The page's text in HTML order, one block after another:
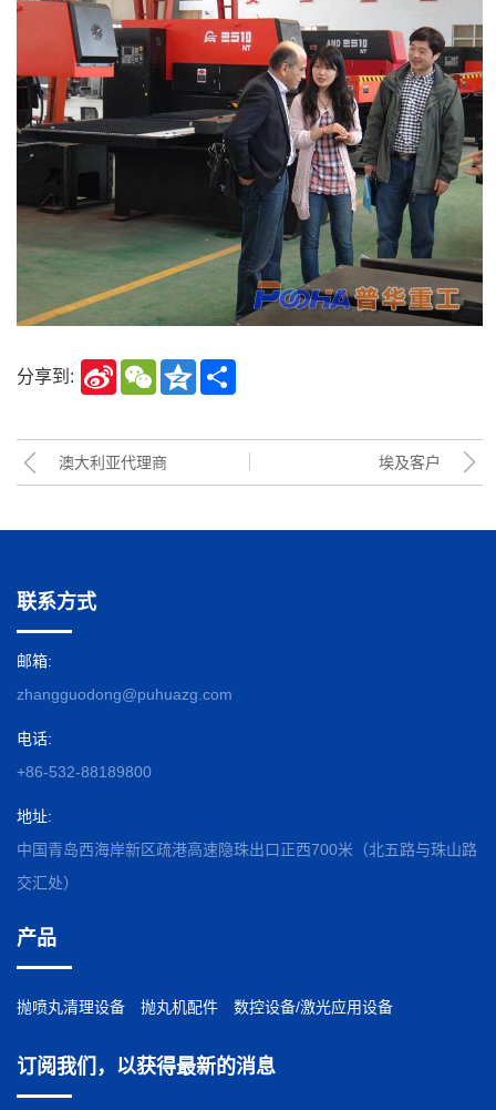
分享到:
Sina
Weibo
WeChatQzone
澳大利亚代理商 埃及客户
联系方式
邮箱:
zhangguodong@puhuazg.com
电话:
+86-532-88189800
地址:
中国青岛西海岸新区疏港高速隐珠出口正西700米（北五路与珠山路
交汇处）
产品
抛喷丸清理设备 抛丸机配件 数控设备/激光应用设备
订阅我们，以获得最新的消息